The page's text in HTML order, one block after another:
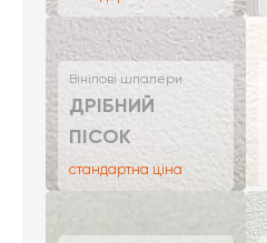
Вінілові шпалери
ДРІБНИЙ
ПІСОК
стандартна ціна